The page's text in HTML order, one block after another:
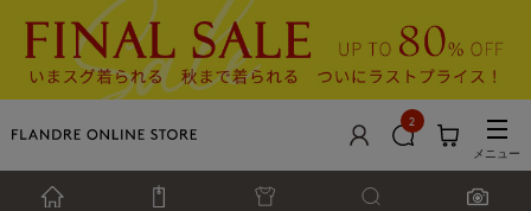
2
メニュー